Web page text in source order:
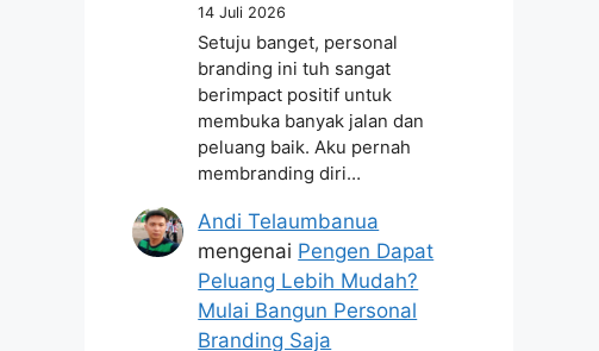
14 Juli 2026
Setuju banget, personal
branding ini tuh sangat
berimpact positif untuk
membuka banyak jalan dan
peluang baik. Aku pernah
membranding diri…
Andi Telaumbanua
mengenai Pengen Dapat
Peluang Lebih Mudah?
Mulai Bangun Personal
Branding Saja